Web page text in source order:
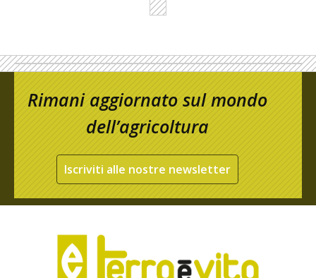
Rimani aggiornato sul mondo
dell’agricoltura
Iscriviti alle nostre newsletter